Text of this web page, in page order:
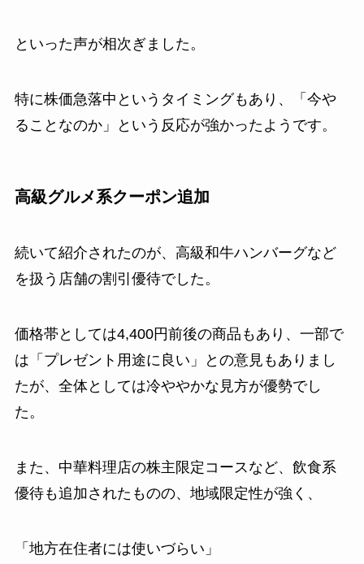
といった声が相次ぎました。
特に株価急落中というタイミングもあり、「今や
ることなのか」という反応が強かったようです。
高級グルメ系クーポン追加
続いて紹介されたのが、高級和牛ハンバーグなど
を扱う店舗の割引優待でした。
価格帯としては4,400円前後の商品もあり、一部で
は「プレゼント用途に良い」との意見もありまし
たが、全体としては冷ややかな見方が優勢でし
た。
また、中華料理店の株主限定コースなど、飲食系
優待も追加されたものの、地域限定性が強く、
「地方在住者には使いづらい」